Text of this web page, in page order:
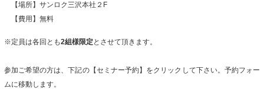
【場所】サンロク三沢本社２F
【費用】無料
※定員は各回とも2組様限定とさせて頂きます。
参加ご希望の方は、下記の【セミナー予約】をクリックして下さい。予約フォー
ムに移動します。